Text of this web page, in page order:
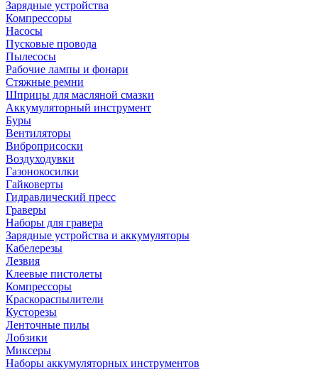
Зарядные устройства
Компрессоры
Насосы
Пусковые провода
Пылесосы
Рабочие лампы и фонари
Стяжные ремни
Шприцы для масляной смазки
Аккумуляторный инструмент
Буры
Вентиляторы
Виброприсоски
Воздуходувки
Газонокосилки
Гайковерты
Гидравлический пресс
Граверы
Наборы для гравера
Зарядные устройства и аккумуляторы
Кабелерезы
Лезвия
Клеевые пистолеты
Компрессоры
Краскораспылители
Кусторезы
Ленточные пилы
Лобзики
Миксеры
Наборы аккумуляторных инструментов